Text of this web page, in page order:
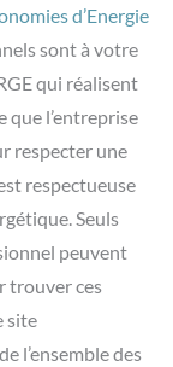
d’Energie
sont à votre
qui réalisent
que l’entreprise
respecter une
respectueuse
Seuls
peuvent
trouver ces
site
l’ensemble des